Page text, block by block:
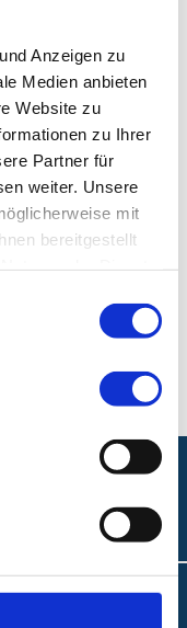
Anzeigen zu
Medien anbieten
Website zu
zu Ihrer
Partner für
weiter. Unsere
mit
bereitgestellt
nuernberg.de